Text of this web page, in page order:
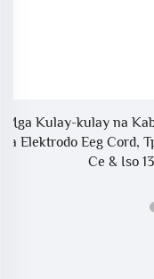
Kumakatawang sa
Isang-